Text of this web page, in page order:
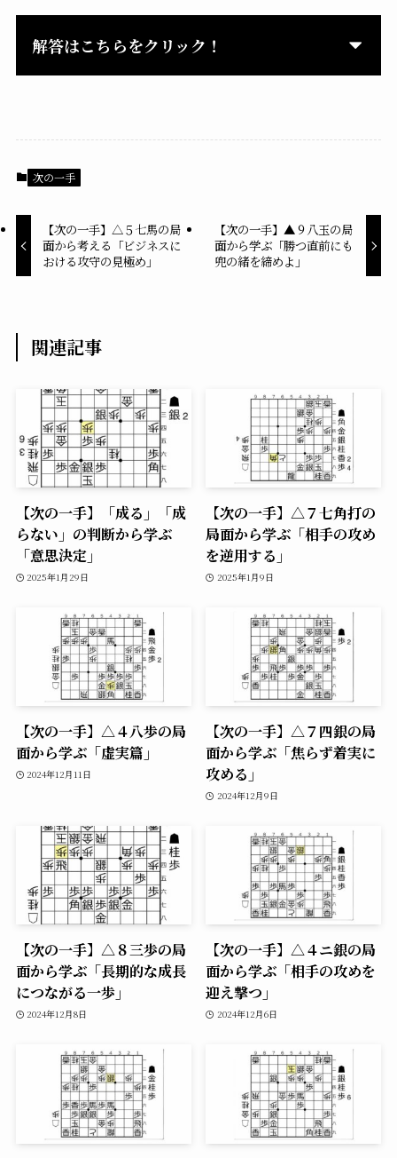
解答はこちらをクリック！
次の一手
【次の一手】△５七馬の局
面から考える「ビジネスに
おける攻守の見極め」
【次の一手】▲９八玉の局
面から学ぶ「勝つ直前にも
兜の緒を締めよ」
関連記事
【次の一手】「成る」「成
らない」の判断から学ぶ
「意思決定」
2025年1月29日
【次の一手】△７七角打の
局面から学ぶ「相手の攻め
を逆用する」
2025年1月9日
【次の一手】△４八歩の局
面から学ぶ「虚実篇」
2024年12月11日
【次の一手】△７四銀の局
面から学ぶ「焦らず着実に
攻める」
2024年12月9日
【次の一手】△８三歩の局
面から学ぶ「長期的な成長
につながる一歩」
2024年12月8日
【次の一手】△４ニ銀の局
面から学ぶ「相手の攻めを
迎え撃つ」
2024年12月6日